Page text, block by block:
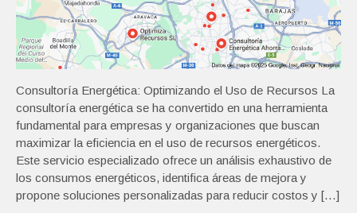
Consultoría Energética: Optimizando el Uso de Recursos La
consultoría energética se ha convertido en una herramienta
fundamental para empresas y organizaciones que buscan
maximizar la eficiencia en el uso de recursos energéticos.
Este servicio especializado ofrece un análisis exhaustivo de
los consumos energéticos, identifica áreas de mejora y
propone soluciones personalizadas para reducir costos y […]